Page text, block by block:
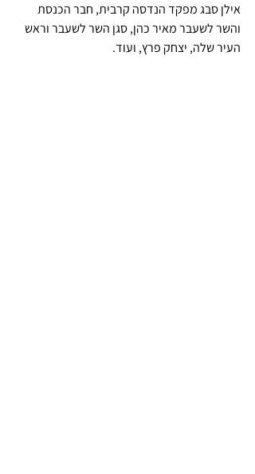
אילן סבג מפקד הנדסה קרבית, חבר הכנסת
והשר לשעבר מאיר כהן, סגן השר לשעבר וראש
העיר שלה, יצחק פרץ, ועוד.